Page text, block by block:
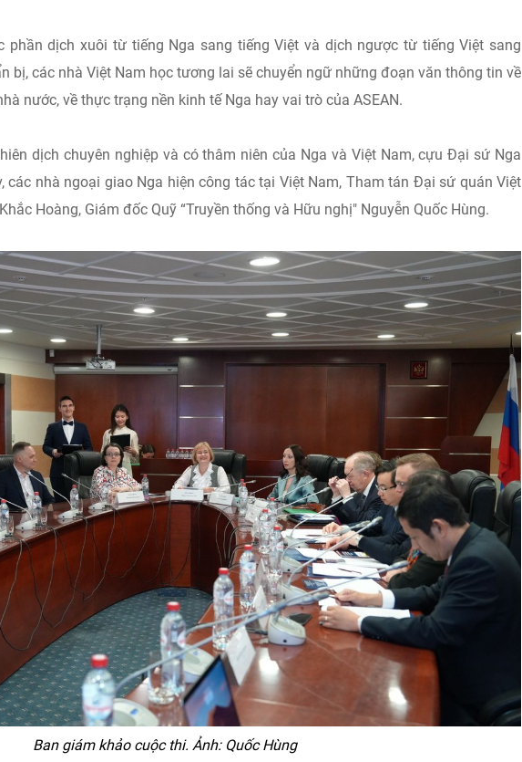
phần dịch xuôi từ tiếng Nga sang tiếng Việt và dịch ngược từ tiếng Việt sang
bị, các nhà Việt Nam học tương lai sẽ chuyển ngữ những đoạn văn thông tin về
nước, về thực trạng nền kinh tế Nga hay vai trò của ASEAN.
dịch chuyên nghiệp và có thâm niên của Nga và Việt Nam, cựu Đại sứ Nga
các nhà ngoại giao Nga hiện công tác tại Việt Nam, Tham tán Đại sứ quán Việt
Hoàng, Giám đốc Quỹ “Truyền thống và Hữu nghị" Nguyễn Quốc Hùng.
Ban giám khảo cuộc thi. Ảnh: Quốc Hùng